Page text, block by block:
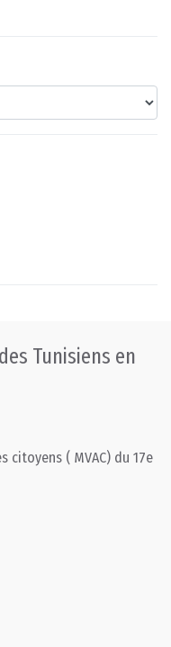
Tunisiens en
citoyens ( MVAC) du 17e